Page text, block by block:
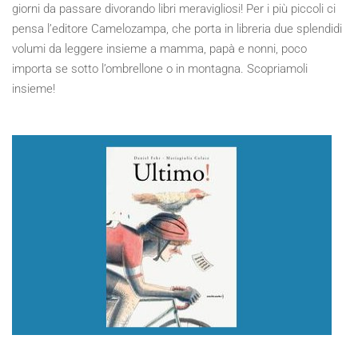
giorni da passare divorando libri meravigliosi! Per i più piccoli ci
pensa l’editore Camelozampa, che porta in libreria due splendidi
volumi da leggere insieme a mamma, papà e nonni, poco
importa se sotto l’ombrellone o in montagna. Scopriamoli
insieme!